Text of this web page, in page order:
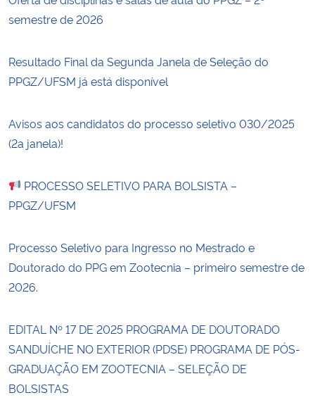
semestre de 2026
Resultado Final da Segunda Janela de Seleção do
PPGZ/UFSM já está disponível
Avisos aos candidatos do processo seletivo 030/2025
(2a janela)!
PROCESSO SELETIVO PARA BOLSISTA –
PPGZ/UFSM
Processo Seletivo para Ingresso no Mestrado e
Doutorado do PPG em Zootecnia – primeiro semestre de
2026.
EDITAL Nº 17 DE 2025 PROGRAMA DE DOUTORADO
SANDUÍCHE NO EXTERIOR (PDSE) PROGRAMA DE PÓS-
GRADUAÇÃO EM ZOOTECNIA – SELEÇÃO DE
BOLSISTAS